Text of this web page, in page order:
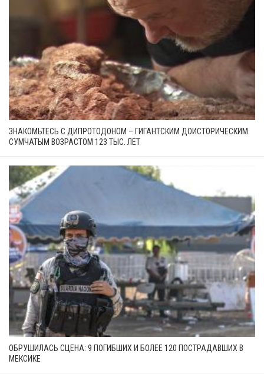
ЗНАКОМЬТЕСЬ С ДИПРОТОДОНОМ – ГИГАНТСКИМ ДОИСТОРИЧЕСКИМ
СУМЧАТЫМ ВОЗРАСТОМ 123 ТЫС. ЛЕТ
ОБРУШИЛАСЬ СЦЕНА: 9 ПОГИБШИХ И БОЛЕЕ 120 ПОСТРАДАВШИХ В
МЕКСИКЕ